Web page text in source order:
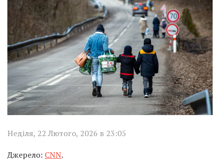
Неділя, 22 Лютого, 2026 в 23:05
Джерело: CNN.